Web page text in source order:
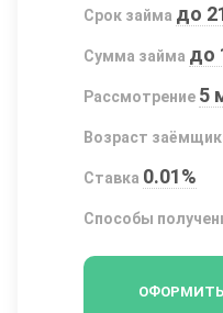
Срок займа до
Сумма займа до
Рассмотрение 5
Возраст
Ставка 0.01%
Способы